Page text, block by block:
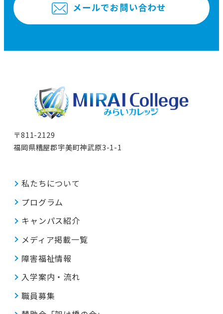
メールでお問い合わせ
〒811-2129
福岡県糟屋郡宇美町神武原3-1-1
私たちについて
プログラム
キャンパス紹介
メディア掲載一覧
障害福祉情報
入学案内・流れ
職員募集